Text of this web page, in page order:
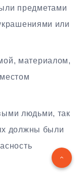
предметами
или
материалом,
людьми, так
должны были